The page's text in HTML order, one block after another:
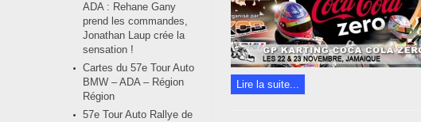
Lire la suite...
ADA : Rehane Gany
prend les commandes,
Jonathan Laup crée la
sensation !
Cartes du 57e Tour Auto
BMW – ADA – Région
Région
57e Tour Auto Rallye de